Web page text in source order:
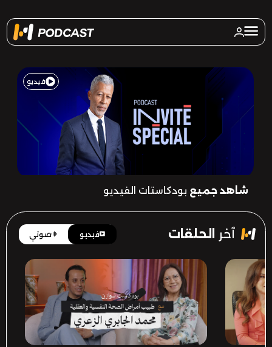
فيديو
شاهد جميع بودكاستات الفيديو
ٱخر الحلقات فيديو صوتي